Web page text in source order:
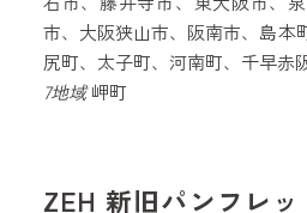
市、大阪狭山市、阪南市、島本
尻町、太子町、河南町、千早赤
7地域岬町
ZEH 新旧パンフレッ